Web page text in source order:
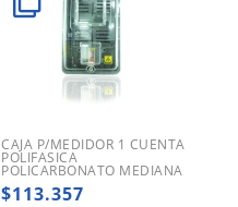
CAJA P/MEDIDOR 1 CUENTA
POLIFASICA
POLICARBONATO MEDIANA
$113.357